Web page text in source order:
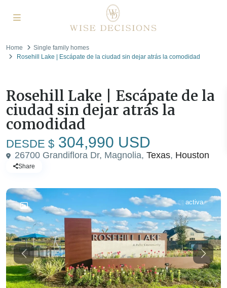
Home
Single family homes
Rosehill Lake | Escápate de la ciudad sin dejar atrás la comodidad
Rosehill Lake | Escápate de la
ciudad sin dejar atrás la
comodidad
DESDE $ 304,990 USD
26700 Grandiflora Dr, Magnolia, Texas, Houston
Share
activa
Previous